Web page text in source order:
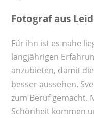
Fotograf aus
Für ihn ist es nahe
langjährigen
anzubieten, damit
besser aussehen.
zum Beruf gemacht.
Schönheit kommen